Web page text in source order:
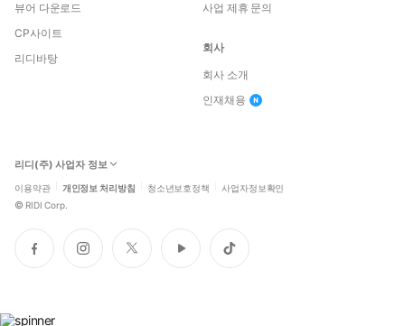
뷰어 다운로드
CP사이트
리디바탕
사업 제휴 문의
회사
회사 소개
인재채용
리디(주) 사업자 정보
이용약관 개인정보 처리방침 청소년보호정책 사업자정보확인
© RIDI Corp.
페
이
인
스
트
위
유
튜
틱
톡